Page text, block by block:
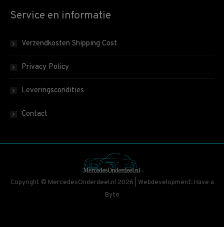
Service en informatie
Verzendkosten Shipping Cost
Privacy Policy
Leveringscondities
Contact
Copyright © MercedesOnderdeel.nl 2026 | Webdevelopment: Have a
Byte